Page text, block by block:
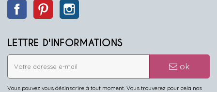
Facebook Pinterest
LETTRE D'INFORMATIONS
ok
Vous pouvez vous désinscrire à tout moment. Vous trouverez pour cela nos